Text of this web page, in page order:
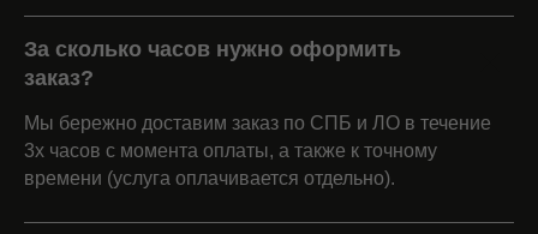
За сколько часов нужно оформить
заказ?
Мы бережно доставим заказ по СПБ и ЛО в течение
3х часов с момента оплаты, а также к точному
времени (услуга оплачивается отдельно).